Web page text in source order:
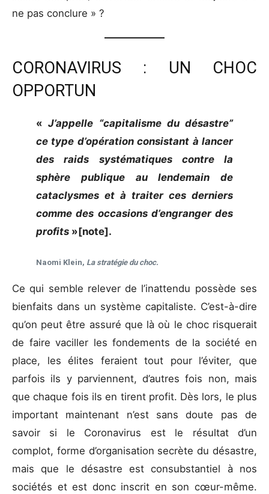
ne pas conclure » ?
CORONAVIRUS : UN CHOC
OPPORTUN
«J’appelle “capitalisme du désastre”
ce type d’opération consistant à lancer
des raids systématiques contre la
sphère publique au lendemain de
cataclysmes et à traiter ces derniers
comme des occasions d’engranger des
profits »[note].
Naomi Klein, La stratégie du choc.
Ce qui semble relever de l’inattendu possède ses
bienfaits dans un système capitaliste. C’est-à-dire
qu’on peut être assuré que là où le choc risquerait
de faire vaciller les fondements de la société en
place, les élites feraient tout pour l’éviter, que
parfois ils y parviennent, d’autres fois non, mais
que chaque fois ils en tirent profit. Dès lors, le plus
important maintenant n’est sans doute pas de
savoir si le Coronavirus est le résultat d’un
complot, forme d’organisation secrète du désastre,
mais que le désastre est consubstantiel à nos
sociétés et est donc inscrit en son cœur-même.